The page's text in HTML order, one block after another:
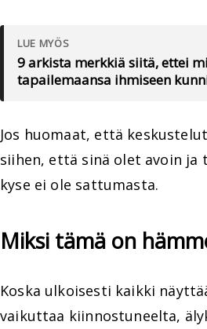
LUE MYÖS
9 arkista merkkiä siitä, ettei
tapailemaansa ihmiseen
Jos huomaat, että
siihen, että sinä olet avoin ja
kyse ei ole sattumasta.
Miksi tämä on
Koska ulkoisesti kaikki
vaikuttaa kiinnostuneelta,